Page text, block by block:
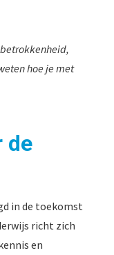
hoe je met
de
in de toekomst
richt zich
en